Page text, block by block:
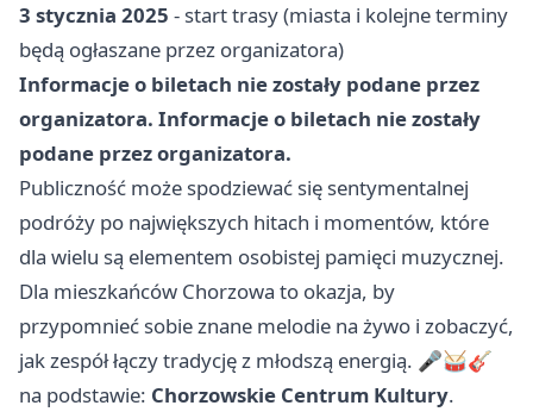
3 stycznia 2025 - start trasy (miasta i kolejne terminy
będą ogłaszane przez organizatora)
Informacje o biletach nie zostały podane przez
organizatora. Informacje o biletach nie zostały
podane przez organizatora.
Publiczność może spodziewać się sentymentalnej
podróży po największych hitach i momentów, które
dla wielu są elementem osobistej pamięci muzycznej.
Dla mieszkańców Chorzowa to okazja, by
przypomnieć sobie znane melodie na żywo i zobaczyć,
jak zespół łączy tradycję z młodszą energią. 🎤🥁🎸
na podstawie: Chorzowskie Centrum Kultury.